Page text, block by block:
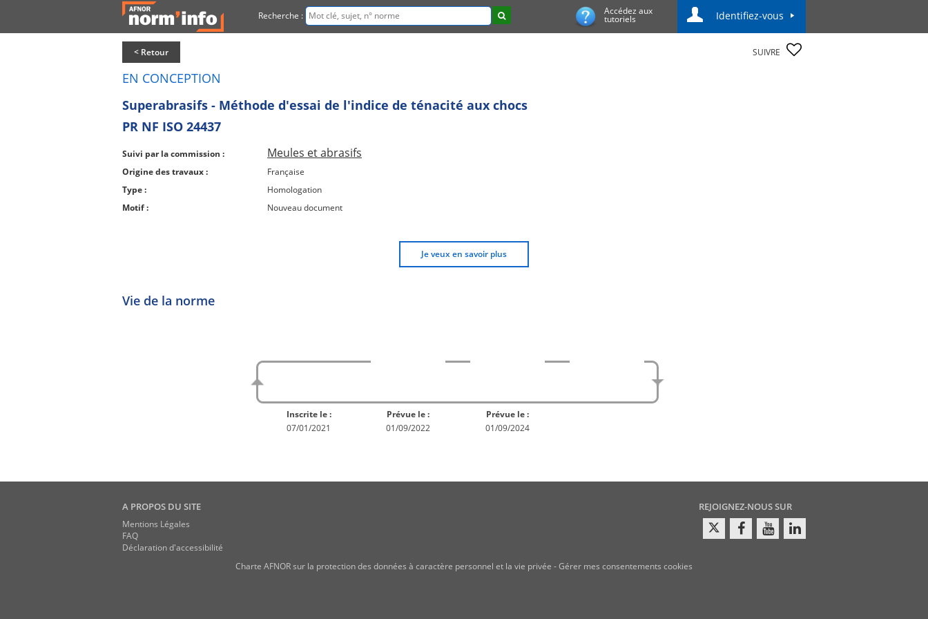
Recherche : Accédez aux
tutoriels Identifiez-vous
< Retour SUIVRE
EN CONCEPTION
Superabrasifs - Méthode d'essai de l'indice de ténacité aux chocs
PR NF ISO 24437
Suivi par la commission : Meules et abrasifs
Origine des travaux :
Française
Type :
Homologation
Motif :
Nouveau document
Je veux en savoir plus
Vie de la norme
Inscrite le :
07/01/2021
Prévue le :
01/09/2022
Prévue le :
01/09/2024
A PROPOS DU SITE
Mentions Légales
FAQ
Déclaration d'accessibilité
REJOIGNEZ-NOUS SUR
Charte AFNOR sur la protection des données à caractère personnel et la vie privée -Gérer mes consentements cookies